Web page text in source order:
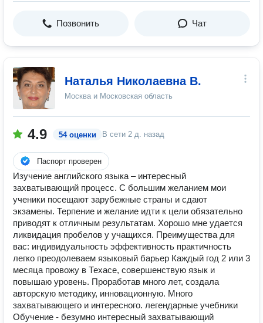
Позвонить Чат
Наталья Николаевна В.
Москва и Московская область
4.9 54 оценки В сети 2 д. назад
Паспорт проверен
Изучение английского языка – интересный
захватывающий процесс. С большим желанием мои
ученики посещают зарубежные страны и сдают
экзамены. Терпение и желание идти к цели обязательно
приводят к отличным результатам. Хорошо мне удается
ликвидация пробелов у учащихся. Преимущества для
вас: индивидуальность эффективность практичность
легко преодолеваем языковый барьер Каждый год 2 или 3
месяца провожу в Техасе, совершенствую язык и
повышаю уровень. Проработав много лет, создала
авторскую методику, инновационную. Много
захватывающего и интересного. легендарные учебники
Обучение - безумно интересный захватывающий